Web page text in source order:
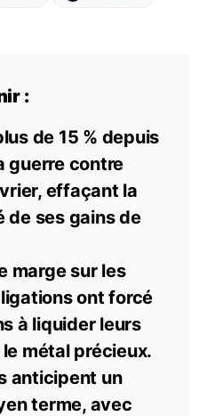
:
de 15 % depuis
guerre contre
effaçant la
ses gains de
marge sur les
ont forcé
à liquider leurs
métal précieux.
anticipent un
terme, avec